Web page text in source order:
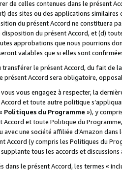
de celles contenues dans le présent
des sites ou des applications
du présent Accord ne constituera
du présent Accord, et (d)
approbations que nous pourrions
valables que si elles sont
transférer le présent Accord, du fait de
présent Accord sera obligatoire,
vous engagez à respecter, la
et toute autre politique
Politiques du Programme »), y
et toute Politique du
avec une société affiliée d’Amazon
Accord (y compris les Politiques du
tous les accords et discussions
dans le présent Accord, les termes «